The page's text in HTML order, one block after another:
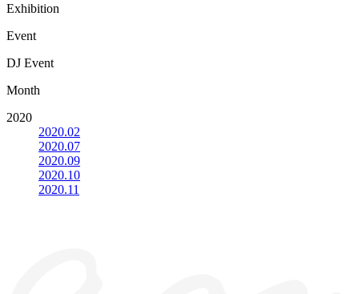
Exhibition
Event
DJ Event
Month
2020
2020.02
2020.07
2020.09
2020.10
2020.11